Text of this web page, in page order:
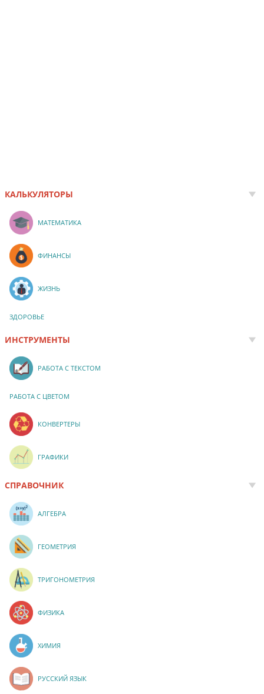
КАЛЬКУЛЯТОРЫ
МАТЕМАТИКА
ФИНАНСЫ
ЖИЗНЬ
ЗДОРОВЬЕ
ИНСТРУМЕНТЫ
РАБОТА С ТЕКСТОМ
РАБОТА С ЦВЕТОМ
КОНВЕРТЕРЫ
ГРАФИКИ
СПРАВОЧНИК
АЛГЕБРА
ГЕОМЕТРИЯ
ТРИГОНОМЕТРИЯ
ФИЗИКА
ХИМИЯ
РУССКИЙ ЯЗЫК